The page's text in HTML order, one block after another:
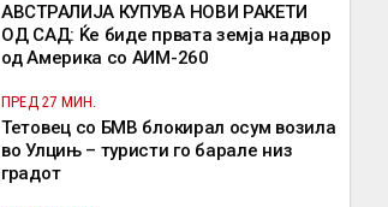
АВСТРАЛИЈА КУПУВА НОВИ РАКЕТИ
ОД САД: Ќе биде првата земја надвор
од Америка со АИМ-260
ПРЕД 27 МИН.
Тетовец со БМВ блокирал осум возила
во Улцињ – туристи го барале низ
градот